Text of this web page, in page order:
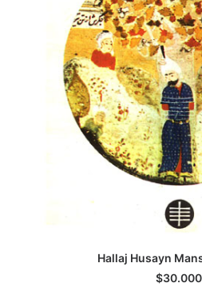
AGREGAR AL
Hallaj Husayn
$30.000